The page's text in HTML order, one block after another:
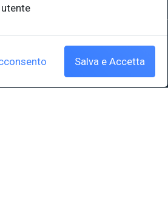
- P.E.C.: ateneo@pec.units.it
Salva e Accetta